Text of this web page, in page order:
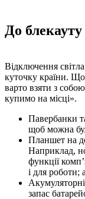
До блекауту
Відключення
куточку країни.
варто взяти з
купимо на місці».
Павербанки
щоб можна
Планшет на
Наприклад,
функції
і для роботи;
запас